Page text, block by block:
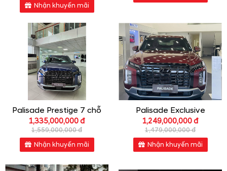
Nhận khuyến mãi
Palisade Prestige 7 chỗ
1,335,000,000 đ
1,559,000,000 đ
Nhận khuyến mãi
Palisade Exclusive
1,249,000,000 đ
1,479,000,000 đ
Nhận khuyến mãi